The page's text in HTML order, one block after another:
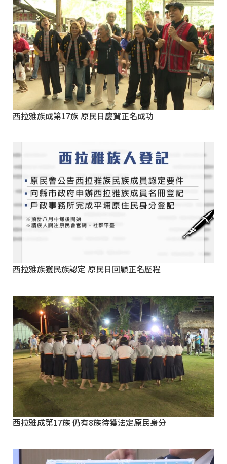
西拉雅族成第17族 原民日慶賀正名成功
西拉雅族獲民族認定 原民日回顧正名歷程
西拉雅成第17族 仍有8族待獲法定原民身分